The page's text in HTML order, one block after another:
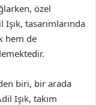
özel
Işık, tasarımlarında
hem de
biri, bir arada
Işık, takım